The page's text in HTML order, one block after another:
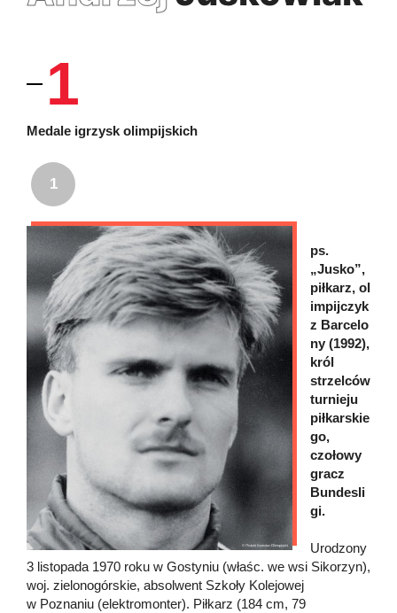
1
Medale igrzysk olimpijskich
1
ps.
„Jusko”,
piłkarz, ol
impijczyk
z Barcelo
ny (1992),
król
strzelców
turnieju
piłkarskie
go,
czołowy
gracz
Bundesli
gi.
Urodzony
3 listopada 1970 roku w Gostyniu (właśc. we wsi Sikorzyn),
woj. zielonogórskie, absolwent Szkoły Kolejowej
w Poznaniu (elektromonter). Piłkarz (184 cm, 79